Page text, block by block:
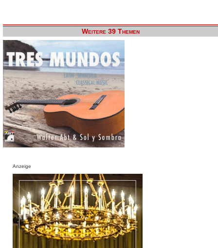
Weitere 39 Themen
Anzeige